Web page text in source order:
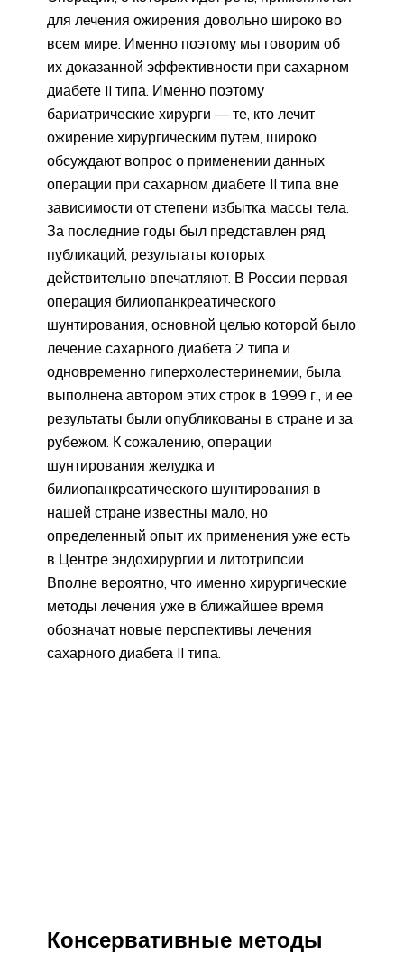
для лечения ожирения довольно широко во
всем мире. Именно поэтому мы говорим об
их доказанной эффективности при сахарном
диабете II типа. Именно поэтому
бариатрические хирурги — те, кто лечит
ожирение хирургическим путем, широко
обсуждают вопрос о применении данных
операции при сахарном диабете II типа вне
зависимости от степени избытка массы тела.
За последние годы был представлен ряд
публикаций, результаты которых
действительно впечатляют. В России первая
операция билиопанкреатического
шунтирования, основной целью которой было
лечение сахарного диабета 2 типа и
одновременно гиперхолестеринемии, была
выполнена автором этих строк в 1999 г., и ее
результаты были опубликованы в стране и за
рубежом. К сожалению, операции
шунтирования желудка и
билиопанкреатического шунтирования в
нашей стране известны мало, но
определенный опыт их применения уже есть
в Центре эндохирургии и литотрипсии.
Вполне вероятно, что именно хирургические
методы лечения уже в ближайшее время
обозначат новые перспективы лечения
сахарного диабета II типа.
Консервативные методы